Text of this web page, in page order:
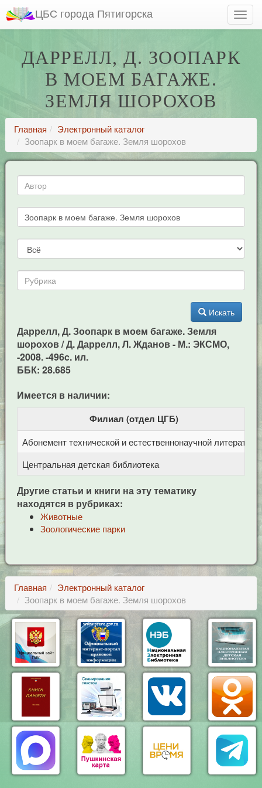
ЦБС города Пятигорска
ДАРРЕЛЛ, Д. ЗООПАРК
В МОЕМ БАГАЖЕ.
ЗЕМЛЯ ШОРОХОВ
Главная
Электронный каталог
Зоопарк в моем багаже. Земля шорохов
Искать
Даррелл, Д. Зоопарк в моем багаже. Земля
шорохов / Д. Даррелл, Л. Жданов - М.: ЭКСМО,
-2008. -496c. ил.
ББК: 28.685
Имеется в наличии:
Филиал (отдел ЦГБ)
Абонемент технической и естественнонаучной литерат
Центральная детская библиотека
Другие статьи и книги на эту тематику
находятся в рубриках:
Животные
Зоологические парки
Главная
Электронный каталог
Зоопарк в моем багаже. Земля шорохов